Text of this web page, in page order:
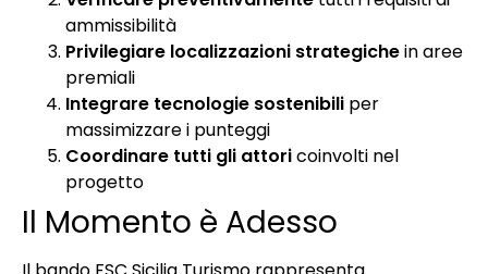
ammissibilità
Privilegiare localizzazioni strategichein aree
premiali
Integrare tecnologie sostenibili per
massimizzare i punteggi
Coordinare tutti gli attoricoinvolti nel
progetto
Il Momento è Adesso